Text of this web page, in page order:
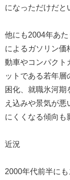
になっただけだと
他にも2004年あ
によるガソリン価
動車やコンパクト
ットである若年層
困化、就職氷河期
え込みや景気が
にくくなる傾向も
近況
2000年代前半に